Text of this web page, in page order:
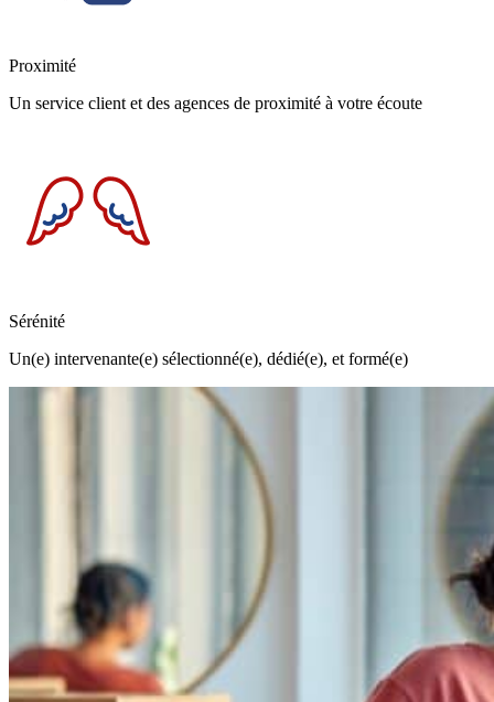
Proximité
Un service client et des agences de proximité à votre écoute
Sérénité
Un(e) intervenante(e) sélectionné(e), dédié(e), et formé(e)